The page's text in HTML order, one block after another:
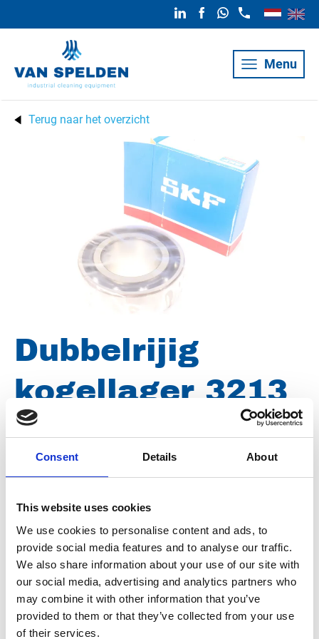
Consent Details About
This website uses cookies
We use cookies to personalise content and ads, to
provide social media features and to analyse our traffic.
We also share information about your use of our site with
our social media, advertising and analytics partners who
may combine it with other information that you’ve
provided to them or that they’ve collected from your use
of their services.
Menu
Terug naar het overzicht
Dubbelrijig
kogellager 3213
A / C3 t.b.v. SIHI
80553
Merk SKF
Artikelnummer 019006002003213
Groep Onderdelen